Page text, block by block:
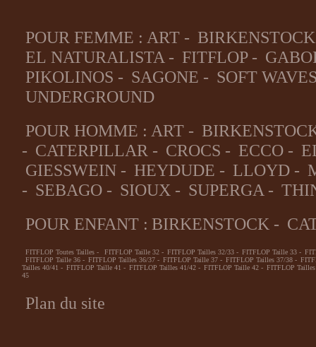
POUR FEMME : ART - BIRKENSTOCK
EL NATURALISTA - FITFLOP-
PIKOLINOS - SAGONE - SOFT
UNDERGROUND
POUR HOMME : ART -
- CATERPILLAR - CROCS - ECCO -
GIESSWEIN - HEYDUDE - LLOYD -
- SEBAGO - SIOUX - SUPERGA -
POUR ENFANT : BIRKENSTOCK -
FITFLOP Toutes Tailles - FITFLOP Taille 32 - FITFLOP Tailles 32/33 - FITFLOP Taille 33 -
FITFLOP Taille 36 - FITFLOP Tailles 36/37 - FITFLOP Taille 37 - FITFLOP Tailles 37/38 -
Tailles 40/41 - FITFLOP Taille 41 - FITFLOP Tailles 41/42 - FITFLOP Taille 42 - FITFLOP
45
Plan du site